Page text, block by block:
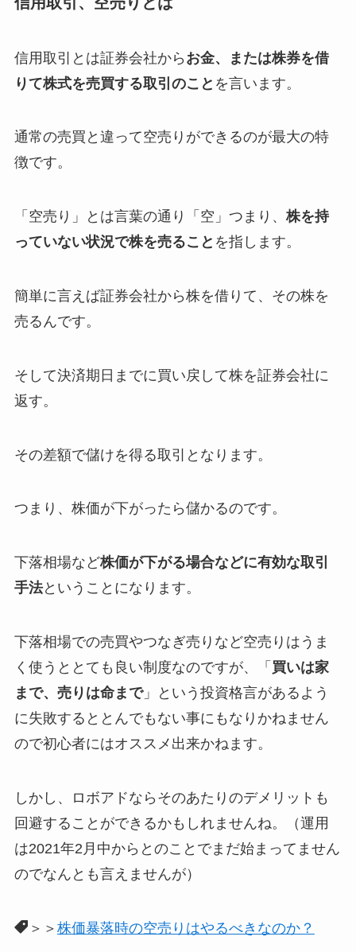
信用取引とは証券会社から お金、または株券を借
りて株式を売買する取引のこと を言います。
通常の売買と違って空売りができるのが最大の特
徴です。
「空売り」とは言葉の通り「空」つまり、 株を持
っていない状況で株を売ること を指します。
簡単に言えば証券会社から株を借りて、その株を
売る んです。
そして決済期日までに買い戻して株を証券会社に
返す。
その差額で儲けを得る取引となります。
つまり、株価が下がったら儲かるのです。
下落相場など株価が下がる場合などに有効な取引
手法ということになります。
下落相場での売買やつなぎ売りなど空売りはうま
く使うととても良い制度なのですが、「 買いは家
まで、売りは命まで」という投資格言があるよう
に失敗するととんでもない事にもなりかねません
ので初心者にはオススメ出来かねます。
しかし、ロボアドならそのあたりのデメリットも
回避することができるかもしれませんね。（運用
は2021年2月中からとのことでまだ始まってません
のでなんとも言えませんが）
＞＞ 株価暴落時の空売りはやるべきなのか？